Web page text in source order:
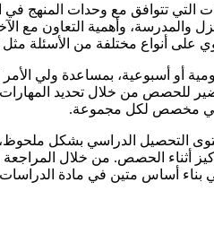
التي تتوافق مع وحدات المنهج
والمدرسة، وأهمية التعاون مع
على أنواع مختلفة من الأسئلة
أو أسبوعية، بمساعدة ولي
للحصص من خلال تحديد
مخصص لكل مجموعة.
التحصيل الدراسي بشكل ملحوظ،
أثناء الحصص. من خلال المراجعة
أساس متين في مادة الدراسات